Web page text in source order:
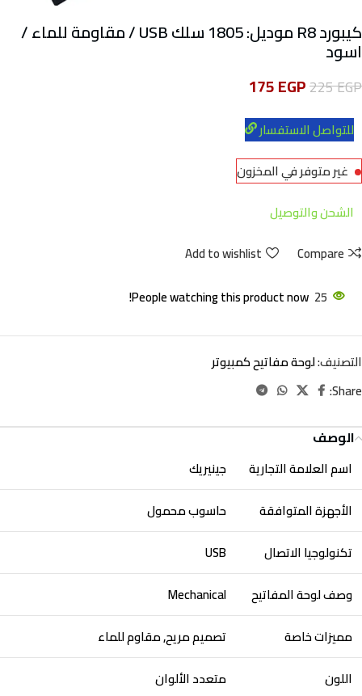
كيبورد R8 موديل: 1805 سلك USB / مقاومة للماء /
اسود
225EGP
175EGP
للتواصل الاستفسار
غير متوفر في المخزون
الشحن والتوصيل
Compare
Add to wishlist
25
People watching this product now!
التصنيف:لوحة مفاتيح كمبيوتر
Share:
الوصف
اسم العلامة التجارية
جينيريك
الأجهزة المتوافقة
حاسوب محمول
تكنولوجيا الاتصال
USB
وصف لوحة المفاتيح
Mechanical
مميزات خاصة
تصميم مريح, مقاوم للماء
اللون
متعدد الألوان